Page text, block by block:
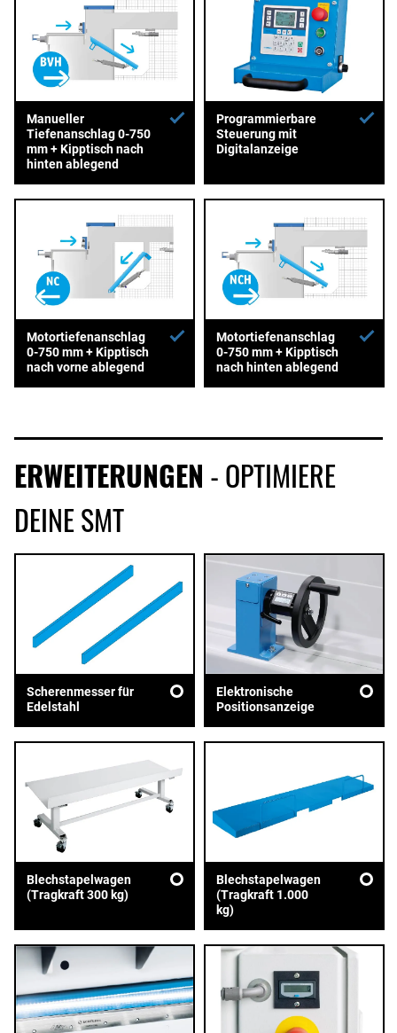
Manueller
Tiefenanschlag 0-750
mm + Kipptisch nach
hinten ablegend
Programmierbare
Steuerung mit
Digitalanzeige
Motortiefenanschlag
0-750 mm + Kipptisch
nach vorne ablegend
Motortiefenanschlag
0-750 mm + Kipptisch
nach hinten ablegend
ERWEITERUNGEN - OPTIMIERE
DEINE SMT
Scherenmesser für
Edelstahl
Elektronische
Positionsanzeige
Blechstapelwagen
(Tragkraft 300 kg)
Blechstapelwagen
(Tragkraft 1.000
kg)